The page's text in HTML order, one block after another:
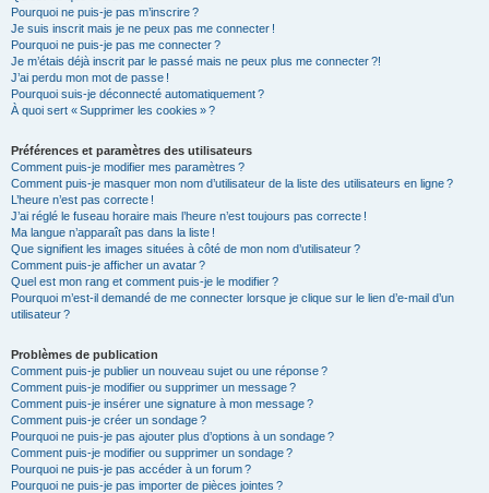
Pourquoi ne puis-je pas m’inscrire ?
Je suis inscrit mais je ne peux pas me connecter !
Pourquoi ne puis-je pas me connecter ?
Je m’étais déjà inscrit par le passé mais ne peux plus me connecter ?!
J’ai perdu mon mot de passe !
Pourquoi suis-je déconnecté automatiquement ?
À quoi sert « Supprimer les cookies » ?
Préférences et paramètres des utilisateurs
Comment puis-je modifier mes paramètres ?
Comment puis-je masquer mon nom d’utilisateur de la liste des utilisateurs en ligne ?
L’heure n’est pas correcte !
J’ai réglé le fuseau horaire mais l’heure n’est toujours pas correcte !
Ma langue n’apparaît pas dans la liste !
Que signifient les images situées à côté de mon nom d’utilisateur ?
Comment puis-je afficher un avatar ?
Quel est mon rang et comment puis-je le modifier ?
Pourquoi m’est-il demandé de me connecter lorsque je clique sur le lien d’e-mail d’un
utilisateur ?
Problèmes de publication
Comment puis-je publier un nouveau sujet ou une réponse ?
Comment puis-je modifier ou supprimer un message ?
Comment puis-je insérer une signature à mon message ?
Comment puis-je créer un sondage ?
Pourquoi ne puis-je pas ajouter plus d’options à un sondage ?
Comment puis-je modifier ou supprimer un sondage ?
Pourquoi ne puis-je pas accéder à un forum ?
Pourquoi ne puis-je pas importer de pièces jointes ?